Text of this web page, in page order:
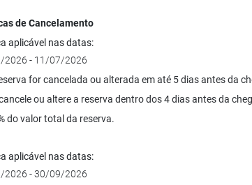
de Cancelamento
aplicável nas datas:
2026 - 11/07/2026
for cancelada ou alterada em até 5 dias antes da
ou altere a reserva dentro dos 4 dias antes da
do valor total da reserva.
aplicável nas datas:
2026 - 30/09/2026